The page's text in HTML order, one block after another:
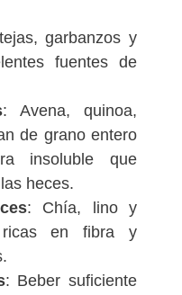
garbanzos y
fuentes de
: Avena, quinoa,
de grano entero
insoluble que
heces.
: Chía, lino y
ricas en fibra y
: Beber suficiente